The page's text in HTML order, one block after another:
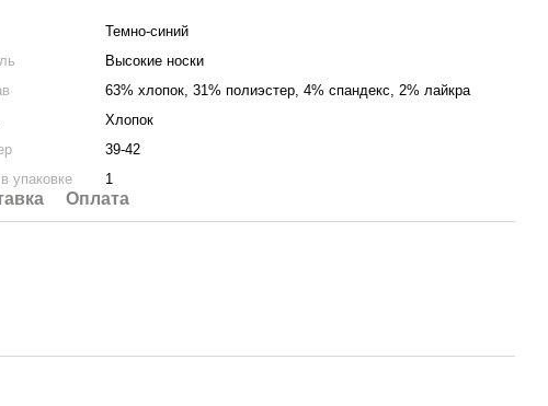
Темно-синий
Высокие носки
63% хлопок, 31% полиэстер, 4% спандекс, 2% лайкра
Хлопок
39-42
упаковке
1
Оплата